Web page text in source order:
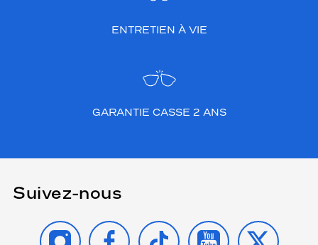
ENTRETIEN À VIE
GARANTIE CASSE 2 ANS
Suivez-nous
INSTAGRAMFACEBOOK
TIKTOK YOUTUBE
X